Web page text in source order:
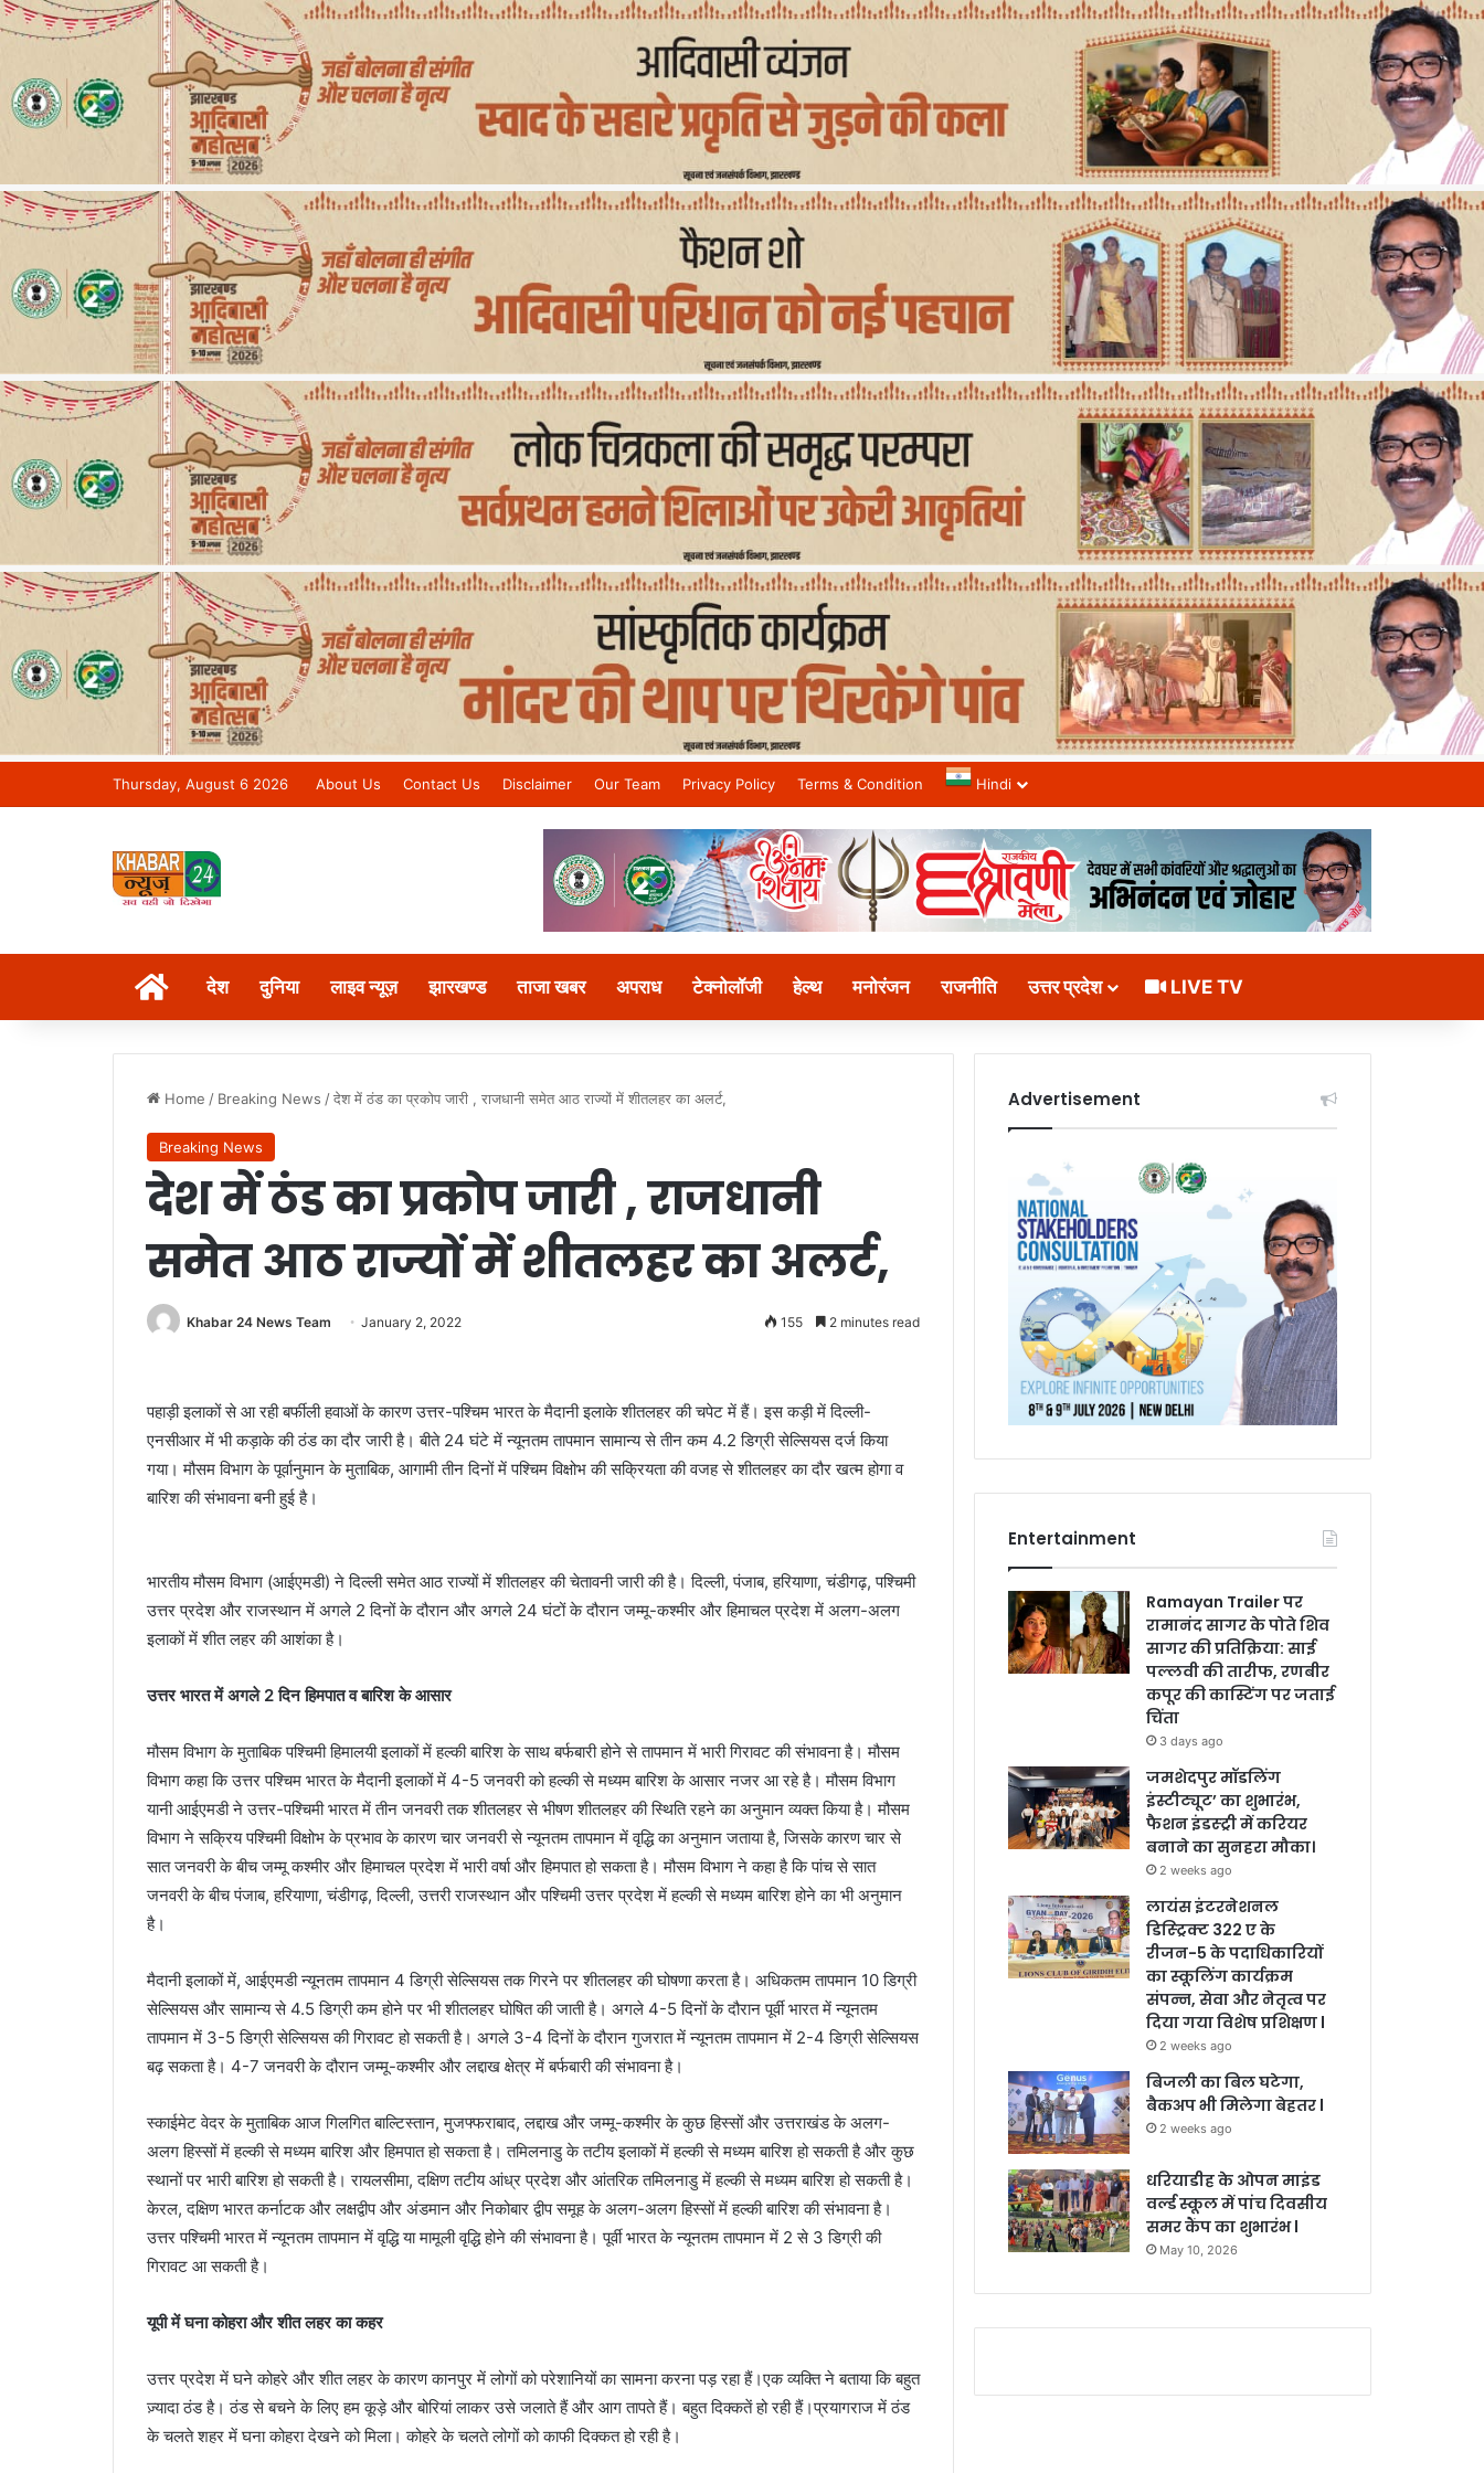
Thursday, August 6 2026 About Us Contact Us Disclaimer Our Team Privacy Policy Terms & Condition Hindi
Khabar 24 News Tv | Bihar/Jharkhand No.1 News Channel
देश दुनिया लाइव न्यूज़ झारखण्ड ताजा खबर अपराध टेक्नोलॉजी हेल्थ मनोरंजन राजनीति उत्तर प्रदेश LIVE TV
Home / Breaking News /देश में ठंड का प्रकोप जारी , राजधानी समेत आठ राज्यों में शीतलहर का अलर्ट,
Breaking News
देश में ठंड का प्रकोप जारी , राजधानी
समेत आठ राज्यों में शीतलहर का अलर्ट,
Khabar 24 News Team January 2, 2022 155 2 minutes read
पहाड़ी इलाकों से आ रही बर्फीली हवाओं के कारण उत्तर-पश्चिम भारत के मैदानी इलाके शीतलहर की चपेट में हैं। इस कड़ी में दिल्ली-
एनसीआर में भी कड़ाके की ठंड का दौर जारी है। बीते 24 घंटे में न्यूनतम तापमान सामान्य से तीन कम 4.2 डिग्री सेल्सियस दर्ज किया
गया। मौसम विभाग के पूर्वानुमान के मुताबिक, आगामी तीन दिनों में पश्चिम विक्षोभ की सक्रियता की वजह से शीतलहर का दौर खत्म होगा व
बारिश की संभावना बनी हुई है।
भारतीय मौसम विभाग (आईएमडी) ने दिल्ली समेत आठ राज्यों में शीतलहर की चेतावनी जारी की है। दिल्ली, पंजाब, हरियाणा, चंडीगढ़, पश्चिमी
उत्तर प्रदेश और राजस्थान में अगले 2 दिनों के दौरान और अगले 24 घंटों के दौरान जम्मू-कश्मीर और हिमाचल प्रदेश में अलग-अलग
इलाकों में शीत लहर की आशंका है।
उत्तर भारत में अगले 2 दिन हिमपात व बारिश के आसार
मौसम विभाग के मुताबिक पश्चिमी हिमालयी इलाकों में हल्की बारिश के साथ बर्फबारी होने से तापमान में भारी गिरावट की संभावना है। मौसम
विभाग कहा कि उत्तर पश्चिम भारत के मैदानी इलाकों में 4-5 जनवरी को हल्की से मध्यम बारिश के आसार नजर आ रहे है। मौसम विभाग
यानी आईएमडी ने उत्तर-पश्चिमी भारत में तीन जनवरी तक शीतलहर से भीषण शीतलहर की स्थिति रहने का अनुमान व्यक्त किया है। मौसम
विभाग ने सक्रिय पश्चिमी विक्षोभ के प्रभाव के कारण चार जनवरी से न्यूनतम तापमान में वृद्धि का अनुमान जताया है, जिसके कारण चार से
सात जनवरी के बीच जम्मू कश्मीर और हिमाचल प्रदेश में भारी वर्षा और हिमपात हो सकता है। मौसम विभाग ने कहा है कि पांच से सात
जनवरी के बीच पंजाब, हरियाणा, चंडीगढ़, दिल्ली, उत्तरी राजस्थान और पश्चिमी उत्तर प्रदेश में हल्की से मध्यम बारिश होने का भी अनुमान
है।
मैदानी इलाकों में, आईएमडी न्यूनतम तापमान 4 डिग्री सेल्सियस तक गिरने पर शीतलहर की घोषणा करता है। अधिकतम तापमान 10 डिग्री
सेल्सियस और सामान्य से 4.5 डिग्री कम होने पर भी शीतलहर घोषित की जाती है। अगले 4-5 दिनों के दौरान पूर्वी भारत में न्यूनतम
तापमान में 3-5 डिग्री सेल्सियस की गिरावट हो सकती है। अगले 3-4 दिनों के दौरान गुजरात में न्यूनतम तापमान में 2-4 डिग्री सेल्सियस
बढ़ सकता है। 4-7 जनवरी के दौरान जम्मू-कश्मीर और लद्दाख क्षेत्र में बर्फबारी की संभावना है।
स्काईमेट वेदर के मुताबिक आज गिलगित बाल्टिस्तान, मुजफ्फराबाद, लद्दाख और जम्मू-कश्मीर के कुछ हिस्सों और उत्तराखंड के अलग-
अलग हिस्सों में हल्की से मध्यम बारिश और हिमपात हो सकता है। तमिलनाडु के तटीय इलाकों में हल्की से मध्यम बारिश हो सकती है और कुछ
स्थानों पर भारी बारिश हो सकती है। रायलसीमा, दक्षिण तटीय आंध्र प्रदेश और आंतरिक तमिलनाडु में हल्की से मध्यम बारिश हो सकती है।
केरल, दक्षिण भारत कर्नाटक और लक्षद्वीप और अंडमान और निकोबार द्वीप समूह के अलग-अलग हिस्सों में हल्की बारिश की संभावना है।
उत्तर पश्चिमी भारत में न्यूनतम तापमान में वृद्धि या मामूली वृद्धि होने की संभावना है। पूर्वी भारत के न्यूनतम तापमान में 2 से 3 डिग्री की
गिरावट आ सकती है।
यूपी में घना कोहरा और शीत लहर का कहर
उत्तर प्रदेश में घने कोहरे और शीत लहर के कारण कानपुर में लोगों को परेशानियों का सामना करना पड़ रहा हैं।एक व्यक्ति ने बताया कि बहुत
ज़्यादा ठंड है। ठंड से बचने के लिए हम कूड़े और बोरियां लाकर उसे जलाते हैं और आग तापते हैं। बहुत दिक्कतें हो रही हैं।प्रयागराज में ठंड
के चलते शहर में घना कोहरा देखने को मिला। कोहरे के चलते लोगों को काफी दिक्कत हो रही है।
Advertisement
Entertainment
Ramayan Trailer पर
रामानंद सागर के पोते शिव
सागर की प्रतिक्रिया: साई
पल्लवी की तारीफ, रणबीर
कपूर की कास्टिंग पर जताई
चिंता
3 days ago
जमशेदपुर मॉडलिंग
इंस्टीट्यूट’ का शुभारंभ,
फैशन इंडस्ट्री में करियर
बनाने का सुनहरा मौका।
2 weeks ago
लायंस इंटरनेशनल
डिस्ट्रिक्ट 322 ए के
रीजन-5 के पदाधिकारियों
का स्कूलिंग कार्यक्रम
संपन्न, सेवा और नेतृत्व पर
दिया गया विशेष प्रशिक्षण l
2 weeks ago
बिजली का बिल घटेगा,
बैकअप भी मिलेगा बेहतर l
2 weeks ago
धरियाडीह के ओपन माइंड
वर्ल्ड स्कूल में पांच दिवसीय
समर कैंप का शुभारंभ l
May 10, 2026